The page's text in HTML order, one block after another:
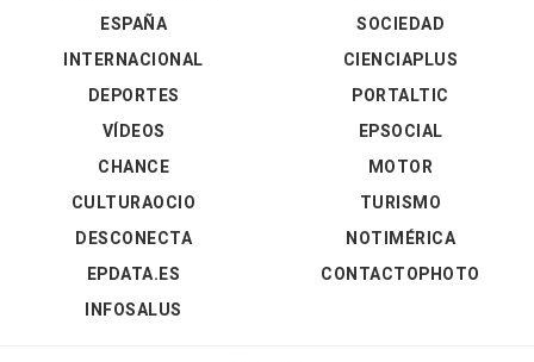
ESPAÑA
INTERNACIONAL
DEPORTES
VÍDEOS
SOCIEDAD
CIENCIAPLUS
PORTALTIC
EPSOCIAL
CHANCE
CULTURAOCIO
DESCONECTA
EPDATA.ES
INFOSALUS
MOTOR
TURISMO
NOTIMÉRICA
CONTACTOPHOTO